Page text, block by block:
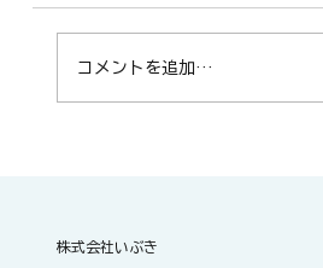
コメントを追加…
株式会社いぶき